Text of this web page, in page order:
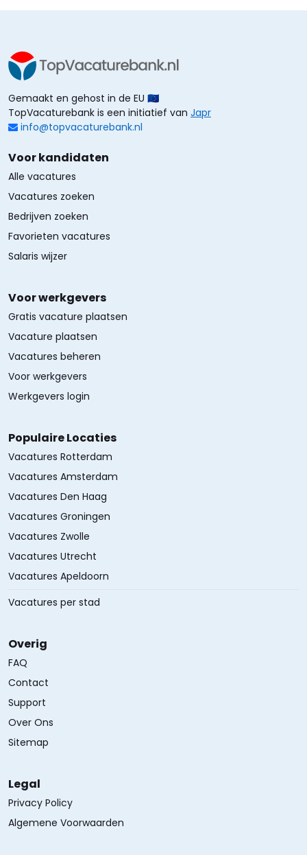
Gemaakt en gehost in de EU 🇪🇺
TopVacaturebank is een initiatief van Japr
info@topvacaturebank.nl
Voor kandidaten
Alle vacatures
Vacatures zoeken
Bedrijven zoeken
Favorieten vacatures
Salaris wijzer
Voor werkgevers
Gratis vacature plaatsen
Vacature plaatsen
Vacatures beheren
Voor werkgevers
Werkgevers login
Populaire Locaties
Vacatures Rotterdam
Vacatures Amsterdam
Vacatures Den Haag
Vacatures Groningen
Vacatures Zwolle
Vacatures Utrecht
Vacatures Apeldoorn
Vacatures per stad
Overig
FAQ
Contact
Support
Over Ons
Sitemap
Legal
Privacy Policy
Algemene Voorwaarden